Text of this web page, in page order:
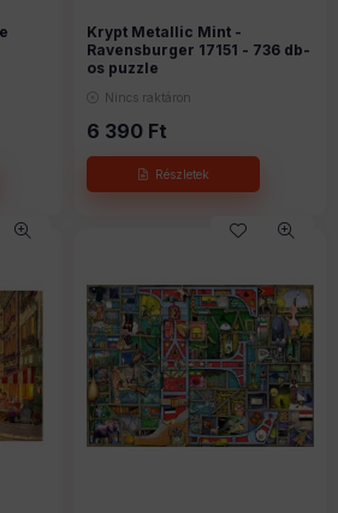
Krypt Metallic Mint -
Ravensburger 17151 - 736 db-
os puzzle
Nincs raktáron
6 390 Ft